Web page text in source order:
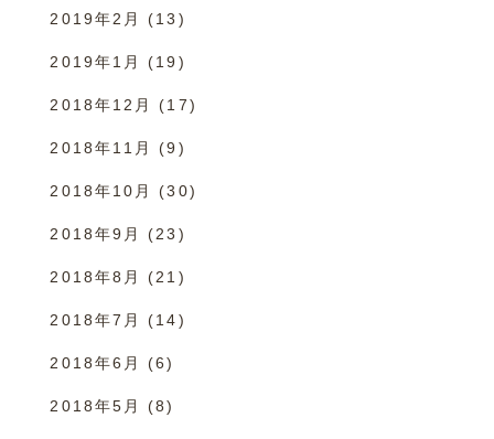
2019年2月 (13)
2019年1月 (19)
2018年12月 (17)
2018年11月 (9)
2018年10月 (30)
2018年9月 (23)
2018年8月 (21)
2018年7月 (14)
2018年6月 (6)
2018年5月 (8)